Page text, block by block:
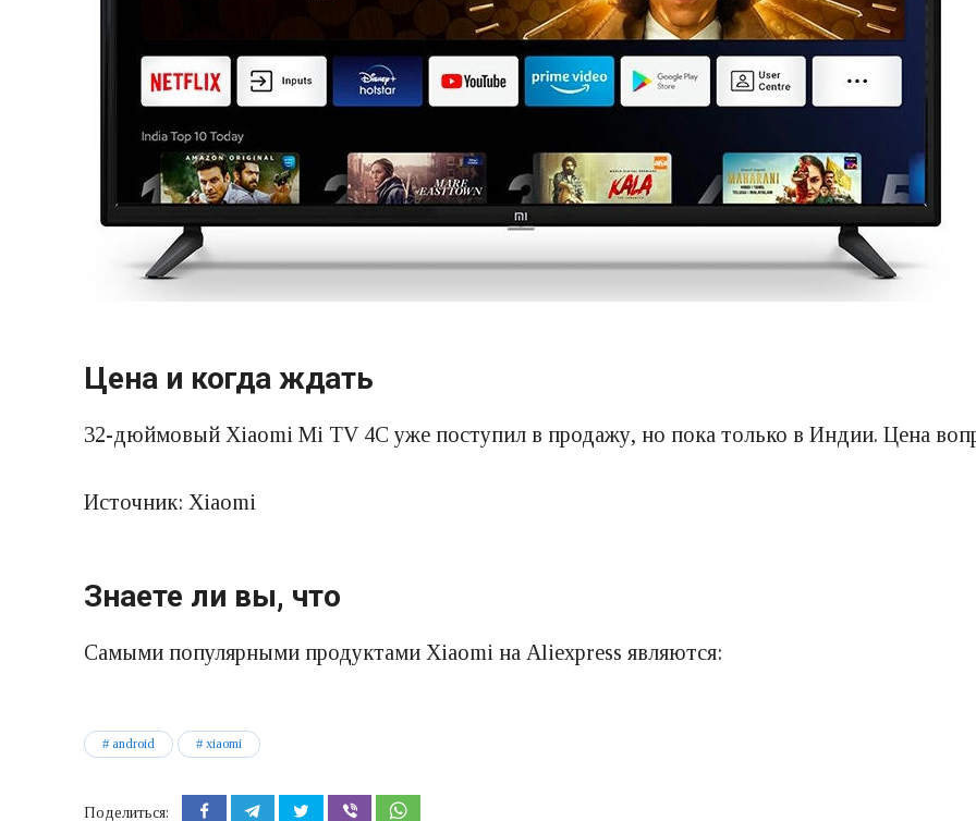
Цена и когда ждать
32-дюймовый Xiaomi Mi TV 4C уже поступил в продажу, но пока только в Индии. Цена
Источник: Xiaomi
Знаете ли вы, что
Самыми популярными продуктами Xiaomi на Aliexpress являются:
android xiaomi
Поделиться: